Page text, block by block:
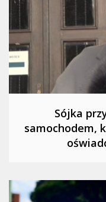
Sójka
samochodem,